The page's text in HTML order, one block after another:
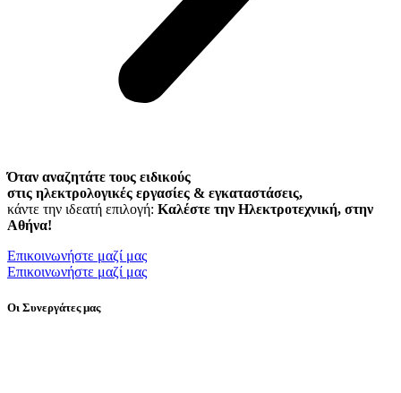
Όταν αναζητάτε τους ειδικούς
στις ηλεκτρολογικές εργασίες & εγκαταστάσεις,
κάντε την ιδεατή επιλογή: Καλέστε την Ηλεκτροτεχνική, στην
Αθήνα!
Επικοινωνήστε μαζί μας
Επικοινωνήστε μαζί μας
Οι Συνεργάτες μας